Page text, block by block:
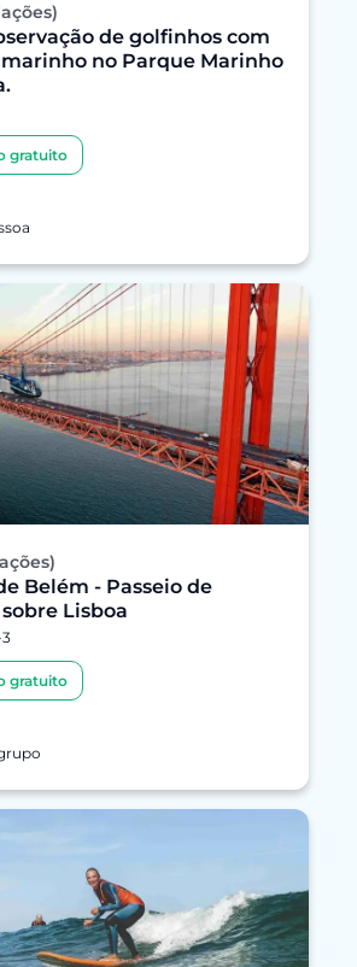
de golfinhos com
no Parque Marinho
gratuito
Belém - Passeio de
Lisboa
3
gratuito